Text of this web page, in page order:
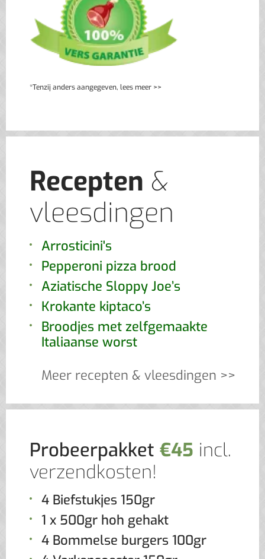
*Tenzij anders aangegeven, lees meer >>
Recepten &
vleesdingen
Arrosticini's
Pepperoni pizza brood
Aziatische Sloppy Joe’s
Krokante kiptaco’s
Broodjes met zelfgemaakte
Italiaanse worst
Meer recepten & vleesdingen >>
Probeerpakket €45 incl.
verzendkosten!
4 Biefstukjes 150gr
1 x 500gr hoh gehakt
4 Bommelse burgers 100gr